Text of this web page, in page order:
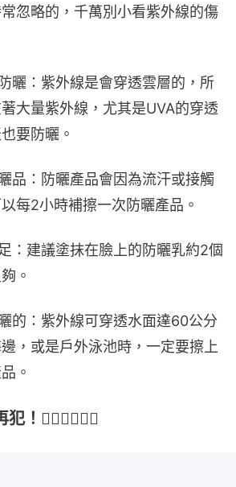
忽略的，千萬別小看紫外線的傷
曬：紫外線是會穿透雲層的，所
大量紫外線，尤其是UVA的穿透
要防曬。
品：防曬產品會因為流汗或接觸
每2小時補擦一次防曬產品。
：建議塗抹在臉上的防曬乳約2個
。
的：紫外線可穿透水面達60公分
，或是戶外泳池時，一定要擦上
。
👇🏻👇🏻👇🏻